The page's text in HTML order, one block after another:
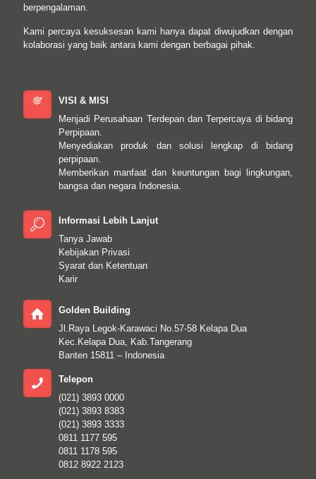
berpengalaman.
Kami percaya kesuksesan kami hanya dapat diwujudkan dengan
kolaborasi yang baik antara kami dengan berbagai pihak.
VISI & MISI
Menjadi Perusahaan Terdepan dan Terpercaya di bidang
Perpipaan.
Menyediakan produk dan solusi lengkap di bidang
perpipaan.
Memberikan manfaat dan keuntungan bagi lingkungan,
bangsa dan negara Indonesia.
Informasi Lebih Lanjut
Tanya Jawab
Kebijakan Privasi
Syarat dan Ketentuan
Karir
Golden Building
Jl.Raya Legok-Karawaci No.57-58 Kelapa Dua
Kec.Kelapa Dua, Kab.Tangerang
Banten 15811 – Indonesia
Telepon
(021) 3893 0000
(021) 3893 8383
(021) 3893 3333
0811 1177 595
0811 1178 595
0812 8922 2123